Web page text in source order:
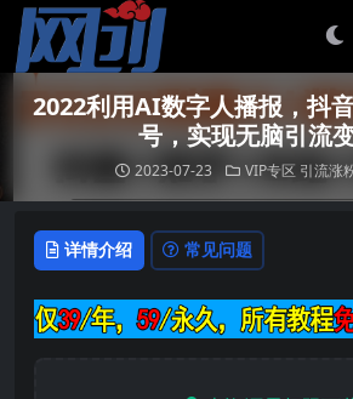
2022利用AI数字人播报，抖
号，实现无脑引流
2023-07-23 VIP专区 引流涨
详情介绍 常见问题